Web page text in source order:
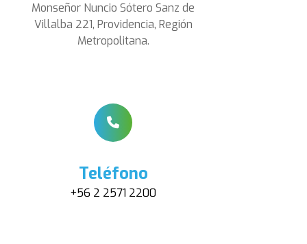
Monseñor Nuncio Sótero Sanz de
Villalba 221, Providencia, Región
Metropolitana.
Teléfono
+56 2 2571 2200